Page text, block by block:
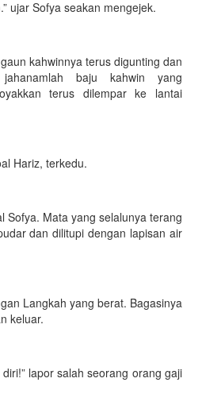
ujar Sofya seakan mengejek.
kahwinnya terus digunting dan
baju kahwin yang
terus dilempar ke lantai
Hariz, terkedu.
Sofya. Mata yang selalunya terang
dan dilitupi dengan lapisan air
Langkah yang berat. Bagasinya
keluar.
lapor salah seorang orang gaji